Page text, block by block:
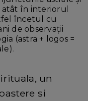
în interiorul
încetul cu
de observaţii
(astra + logos =
un
si